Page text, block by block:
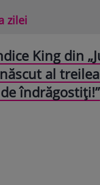
zilei
King din
al
îndrăgostiți!”